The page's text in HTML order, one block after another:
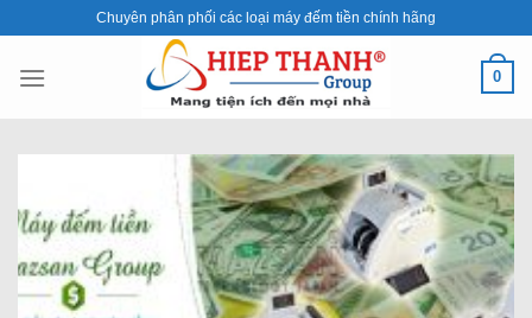
content
Chuyên phân phối các loại máy đếm tiền chính hãng
0